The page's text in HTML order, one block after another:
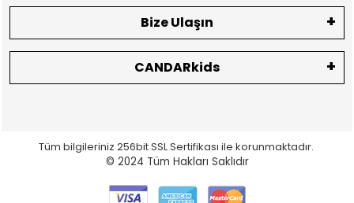
Bize Ulaşın
CANDARkids
Tüm bilgileriniz 256bit SSL Sertifikası ile korunmaktadır.
© 2024 Tüm Hakları Saklıdır